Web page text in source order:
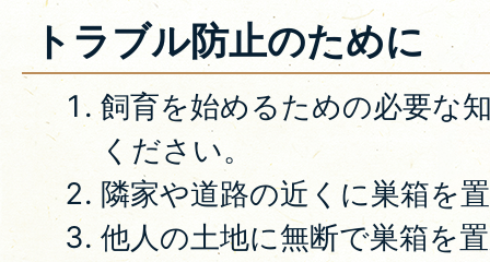
トラブル防止のために
飼育を始めるための必要な
ください。
隣家や道路の近くに巣箱を
他人の土地に無断で巣箱を